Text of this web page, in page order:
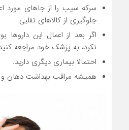
سرکه سیب را از جاهای مورد
جلوگیری از کالاهای تقلبی.
اگر بعد از اعمال این
نکرد، به پزشک خود مراجعه
احتمالا بیماری دیگری دارید.
همیشه مراقب بهداشت دهان و